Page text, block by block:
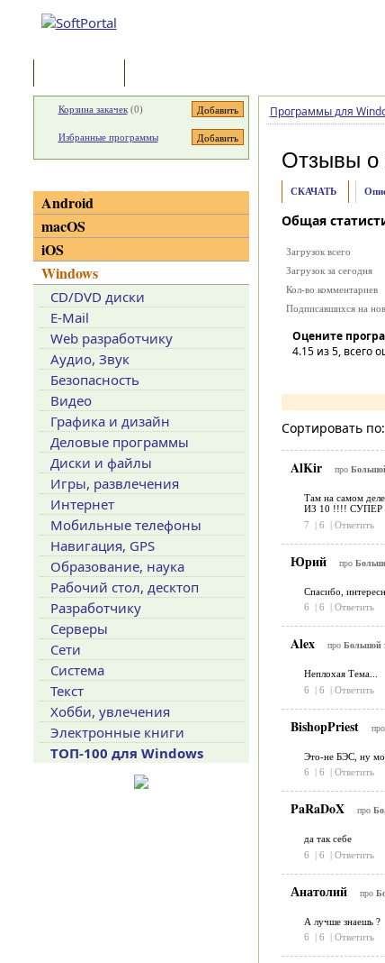
Программы для
Отзывы о
СКАЧАТЬ
Общая
Загрузок всего
Загрузок за сегодня
Кол-во комментариев
Подписавшихся на
Оцените
4.15из 5, всего
Сортировать по:
AlKir про
Там на самом
ИЗ 10 !!!! СУПЕР
7
| 6 | Ответить
Юрий про
Спасибо,
6
| 6 | Ответить
Alex про Большой
Неплохая Тема...
6
| 6 | Ответить
BishopPriest про
Это-не БЭС, ну
6
| 6 | Ответить
PaRaDoX про
да так себе
6
| 6 | Ответить
Анатолий про
А лучше знаешь ?
6
| 6 | Ответить
Корзина закачек(0)
Избранные программы
Android
macOS
iOS
Windows
CD/DVD диски
E-Mail
Web разработчику
Аудио, Звук
Безопасность
Видео
Графика и дизайн
Деловые программы
Диски и файлы
Игры, развлечения
Интернет
Мобильные телефоны
Навигация, GPS
Образование, наука
Рабочий стол, десктоп
Разработчику
Серверы
Сети
Система
Текст
Хобби, увлечения
Электронные книги
ТОП-100 для Windows